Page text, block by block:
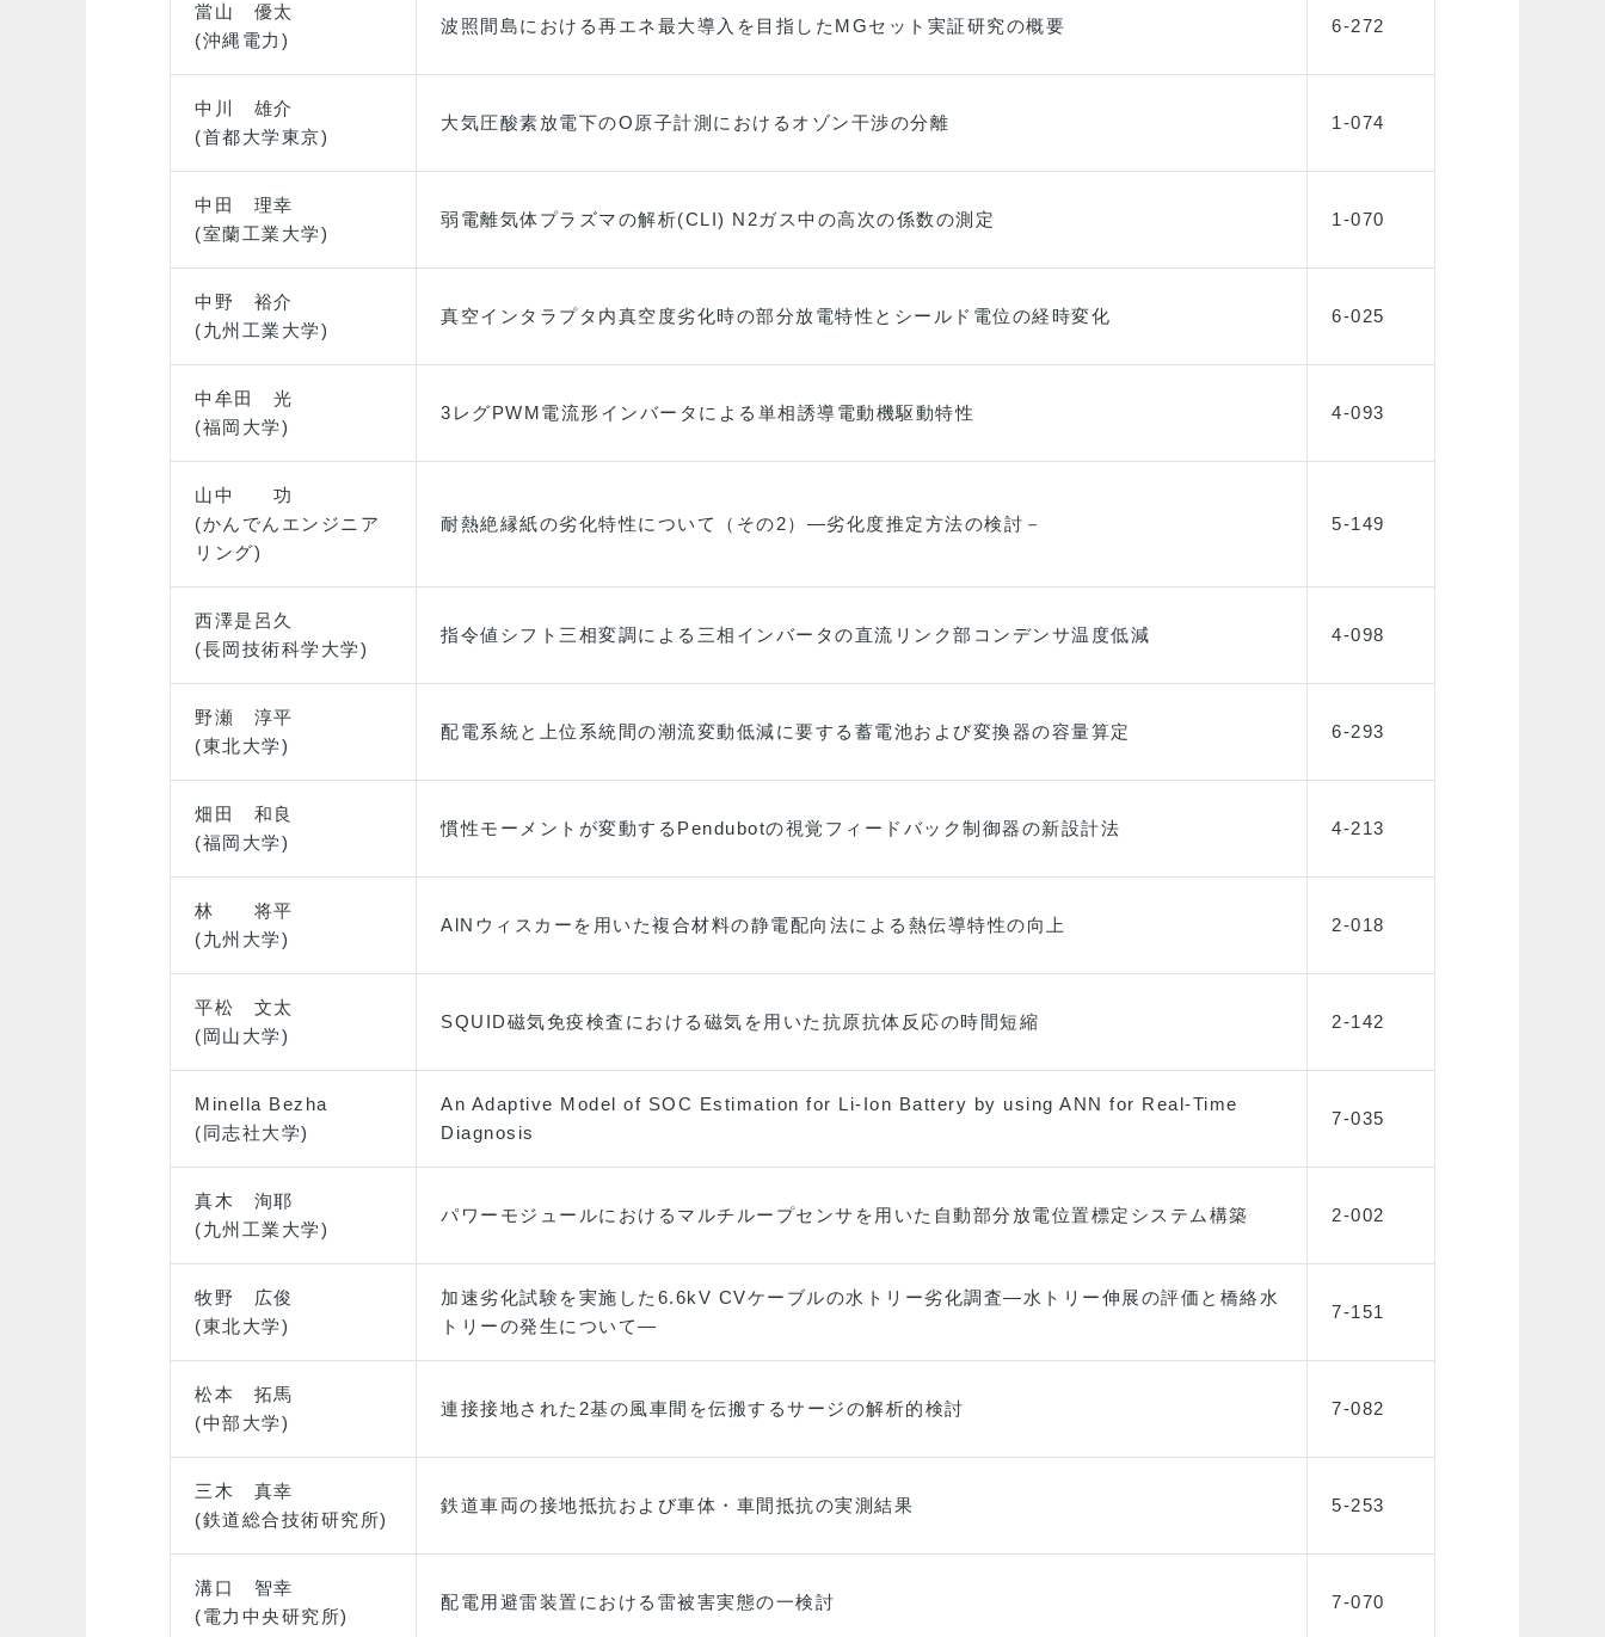
當山 優太
(沖縄電力)
波照間島における再エネ最大導入を目指したMGセット実証研究の概要 6-272
中川 雄介
(首都大学東京)
大気圧酸素放電下のO原子計測におけるオゾン干渉の分離 1-074
中田 理幸
(室蘭工業大学)
弱電離気体プラズマの解析(CLI) N2ガス中の高次の係数の測定 1-070
中野 裕介
(九州工業大学)
真空インタラプタ内真空度劣化時の部分放電特性とシールド電位の経時変化 6-025
中牟田 光
(福岡大学)
3レグPWM電流形インバータによる単相誘導電動機駆動特性 4-093
山中 功
(かんでんエンジニア
リング)
耐熱絶縁紙の劣化特性について（その2）―劣化度推定方法の検討－ 5-149
西澤是呂久
(長岡技術科学大学)
指令値シフト三相変調による三相インバータの直流リンク部コンデンサ温度低減 4-098
野瀬 淳平
(東北大学)
配電系統と上位系統間の潮流変動低減に要する蓄電池および変換器の容量算定 6-293
畑田 和良
(福岡大学)
慣性モーメントが変動するPendubotの視覚フィードバック制御器の新設計法 4-213
林 将平
(九州大学)
AlNウィスカーを用いた複合材料の静電配向法による熱伝導特性の向上 2-018
平松 文太
(岡山大学)
SQUID磁気免疫検査における磁気を用いた抗原抗体反応の時間短縮 2-142
Minella Bezha
(同志社大学)
An Adaptive Model of SOC Estimation for Li-Ion Battery by using ANN for Real-Time
Diagnosis
7-035
真木 洵耶
(九州工業大学)
パワーモジュールにおけるマルチループセンサを用いた自動部分放電位置標定システム構築 2-002
牧野 広俊
(東北大学)
加速劣化試験を実施した6.6kV CVケーブルの水トリー劣化調査―水トリー伸展の評価と橋絡水
トリーの発生について―
7-151
松本 拓馬
(中部大学)
連接接地された2基の風車間を伝搬するサージの解析的検討 7-082
三木 真幸
(鉄道総合技術研究所)
鉄道車両の接地抵抗および車体・車間抵抗の実測結果 5-253
溝口 智幸
(電力中央研究所)
配電用避雷装置における雷被害実態の一検討 7-070